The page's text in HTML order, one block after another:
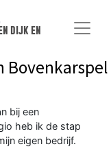
dijk en
Bovenkarspel
bij een
heb ik de stap
eigen bedrijf.